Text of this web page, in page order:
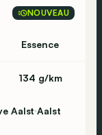
NOUVEAU
Essence
134 g/km
Aalst Aalst